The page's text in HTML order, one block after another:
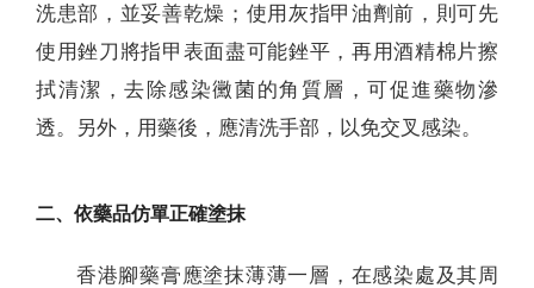
洗患部，並妥善乾燥；使用灰指甲油劑前，則可先
使用銼刀將指甲表面盡可能銼平，再用酒精棉片擦
拭清潔，去除感染黴菌的角質層，可促進藥物滲
透。另外，用藥後，應清洗手部，以免交叉感染。
二、依藥品仿單正確塗抹
香港腳藥膏應塗抹薄薄一層，在感染處及其周